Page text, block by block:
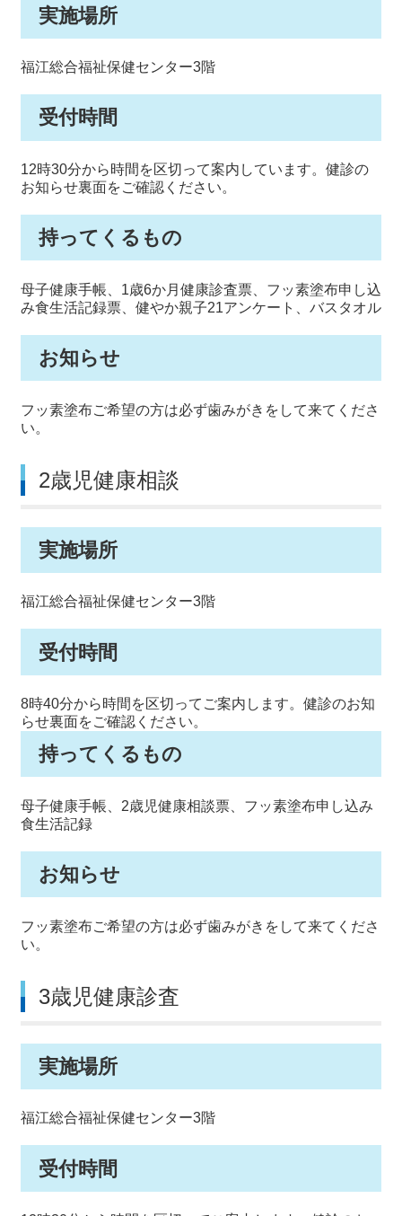
実施場所
福江総合福祉保健センター3階
受付時間
12時30分から時間を区切って案内しています。健診の
お知らせ裏面をご確認ください。
持ってくるもの
母子健康手帳、1歳6か月健康診査票、フッ素塗布申し込
み食生活記録票、健やか親子21アンケート、バスタオル
お知らせ
フッ素塗布ご希望の方は必ず歯みがきをして来てくださ
い。
2歳児健康相談
実施場所
福江総合福祉保健センター3階
受付時間
8時40分から時間を区切ってご案内します。健診のお知
らせ裏面をご確認ください。
持ってくるもの
母子健康手帳、2歳児健康相談票、フッ素塗布申し込み
食生活記録
お知らせ
フッ素塗布ご希望の方は必ず歯みがきをして来てくださ
い。
3歳児健康診査
実施場所
福江総合福祉保健センター3階
受付時間